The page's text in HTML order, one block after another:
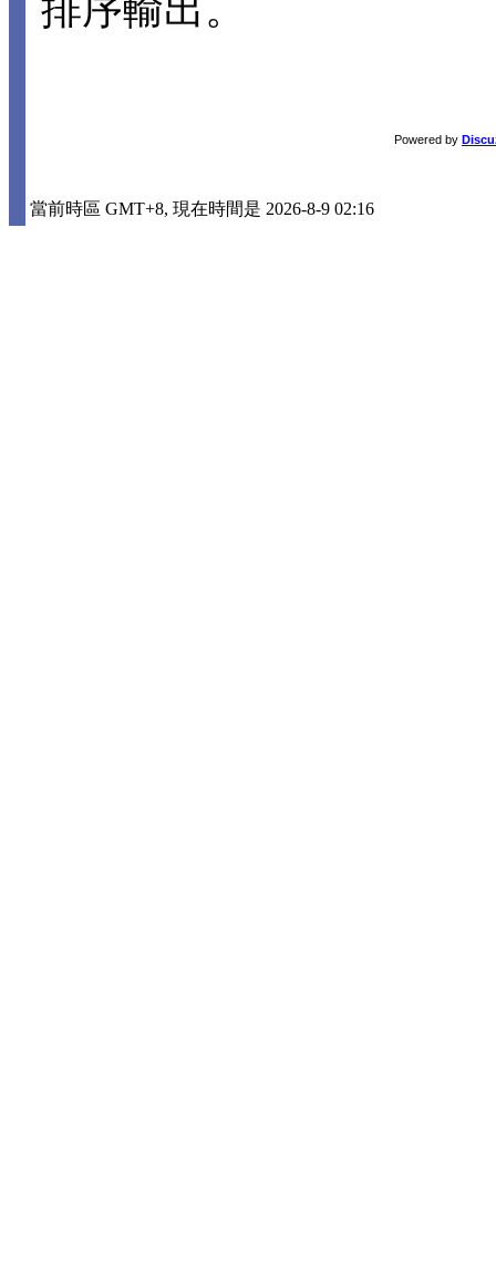
排序輸出。
Powered by
當前時區 GMT+8, 現在時間是 2026-8-9 02:16